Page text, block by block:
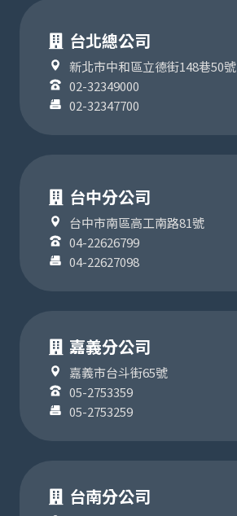
台北總公司
新北市中和區立德街148巷50號
02-32349000
02-32347700
台中分公司
台中市南區高工南路81號
04-22626799
04-22627098
嘉義分公司
嘉義市台斗街65號
05-2753359
05-2753259
台南分公司